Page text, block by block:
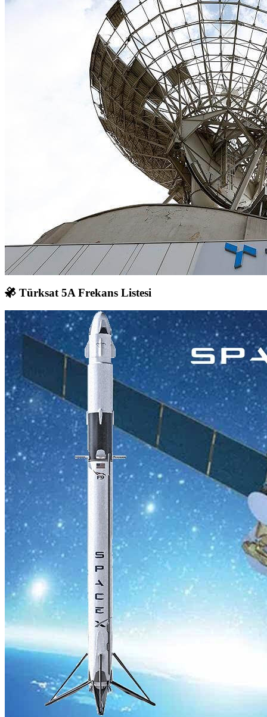
Türksat 5A Frekans Listesi